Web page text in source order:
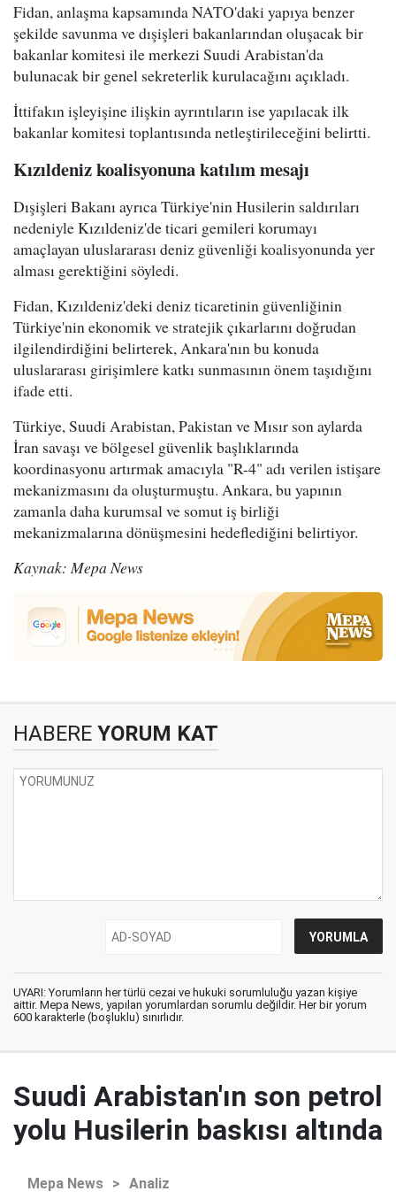
Fidan, anlaşma kapsamında NATO'daki yapıya benzer
şekilde savunma ve dışişleri bakanlarından oluşacak bir
bakanlar komitesi ile merkezi Suudi Arabistan'da
bulunacak bir genel sekreterlik kurulacağını açıkladı.
İttifakın işleyişine ilişkin ayrıntıların ise yapılacak ilk
bakanlar komitesi toplantısında netleştirileceğini belirtti.
Kızıldeniz koalisyonuna katılım mesajı
Dışişleri Bakanı ayrıca Türkiye'nin Husilerin saldırıları
nedeniyle Kızıldeniz'de ticari gemileri korumayı
amaçlayan uluslararası deniz güvenliği koalisyonunda yer
alması gerektiğini söyledi.
Fidan, Kızıldeniz'deki deniz ticaretinin güvenliğinin
Türkiye'nin ekonomik ve stratejik çıkarlarını doğrudan
ilgilendirdiğini belirterek, Ankara'nın bu konuda
uluslararası girişimlere katkı sunmasının önem taşıdığını
ifade etti.
Türkiye, Suudi Arabistan, Pakistan ve Mısır son aylarda
İran savaşı ve bölgesel güvenlik başlıklarında
koordinasyonu artırmak amacıyla "R-4" adı verilen istişare
mekanizmasını da oluşturmuştu. Ankara, bu yapının
zamanla daha kurumsal ve somut iş birliği
mekanizmalarına dönüşmesini hedeflediğini belirtiyor.
Kaynak: Mepa News
HABERE YORUM KAT
UYARI: Yorumların her türlü cezai ve hukuki sorumluluğu yazan kişiye
aittir. Mepa News, yapılan yorumlardan sorumlu değildir. Her bir yorum
600 karakterle (boşluklu) sınırlıdır.
Suudi Arabistan'ın son petrol
yolu Husilerin baskısı altında
Mepa News > Analiz